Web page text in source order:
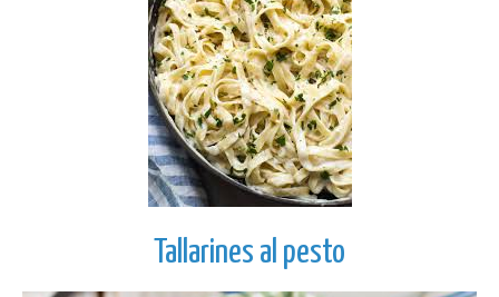
Tallarines al pesto